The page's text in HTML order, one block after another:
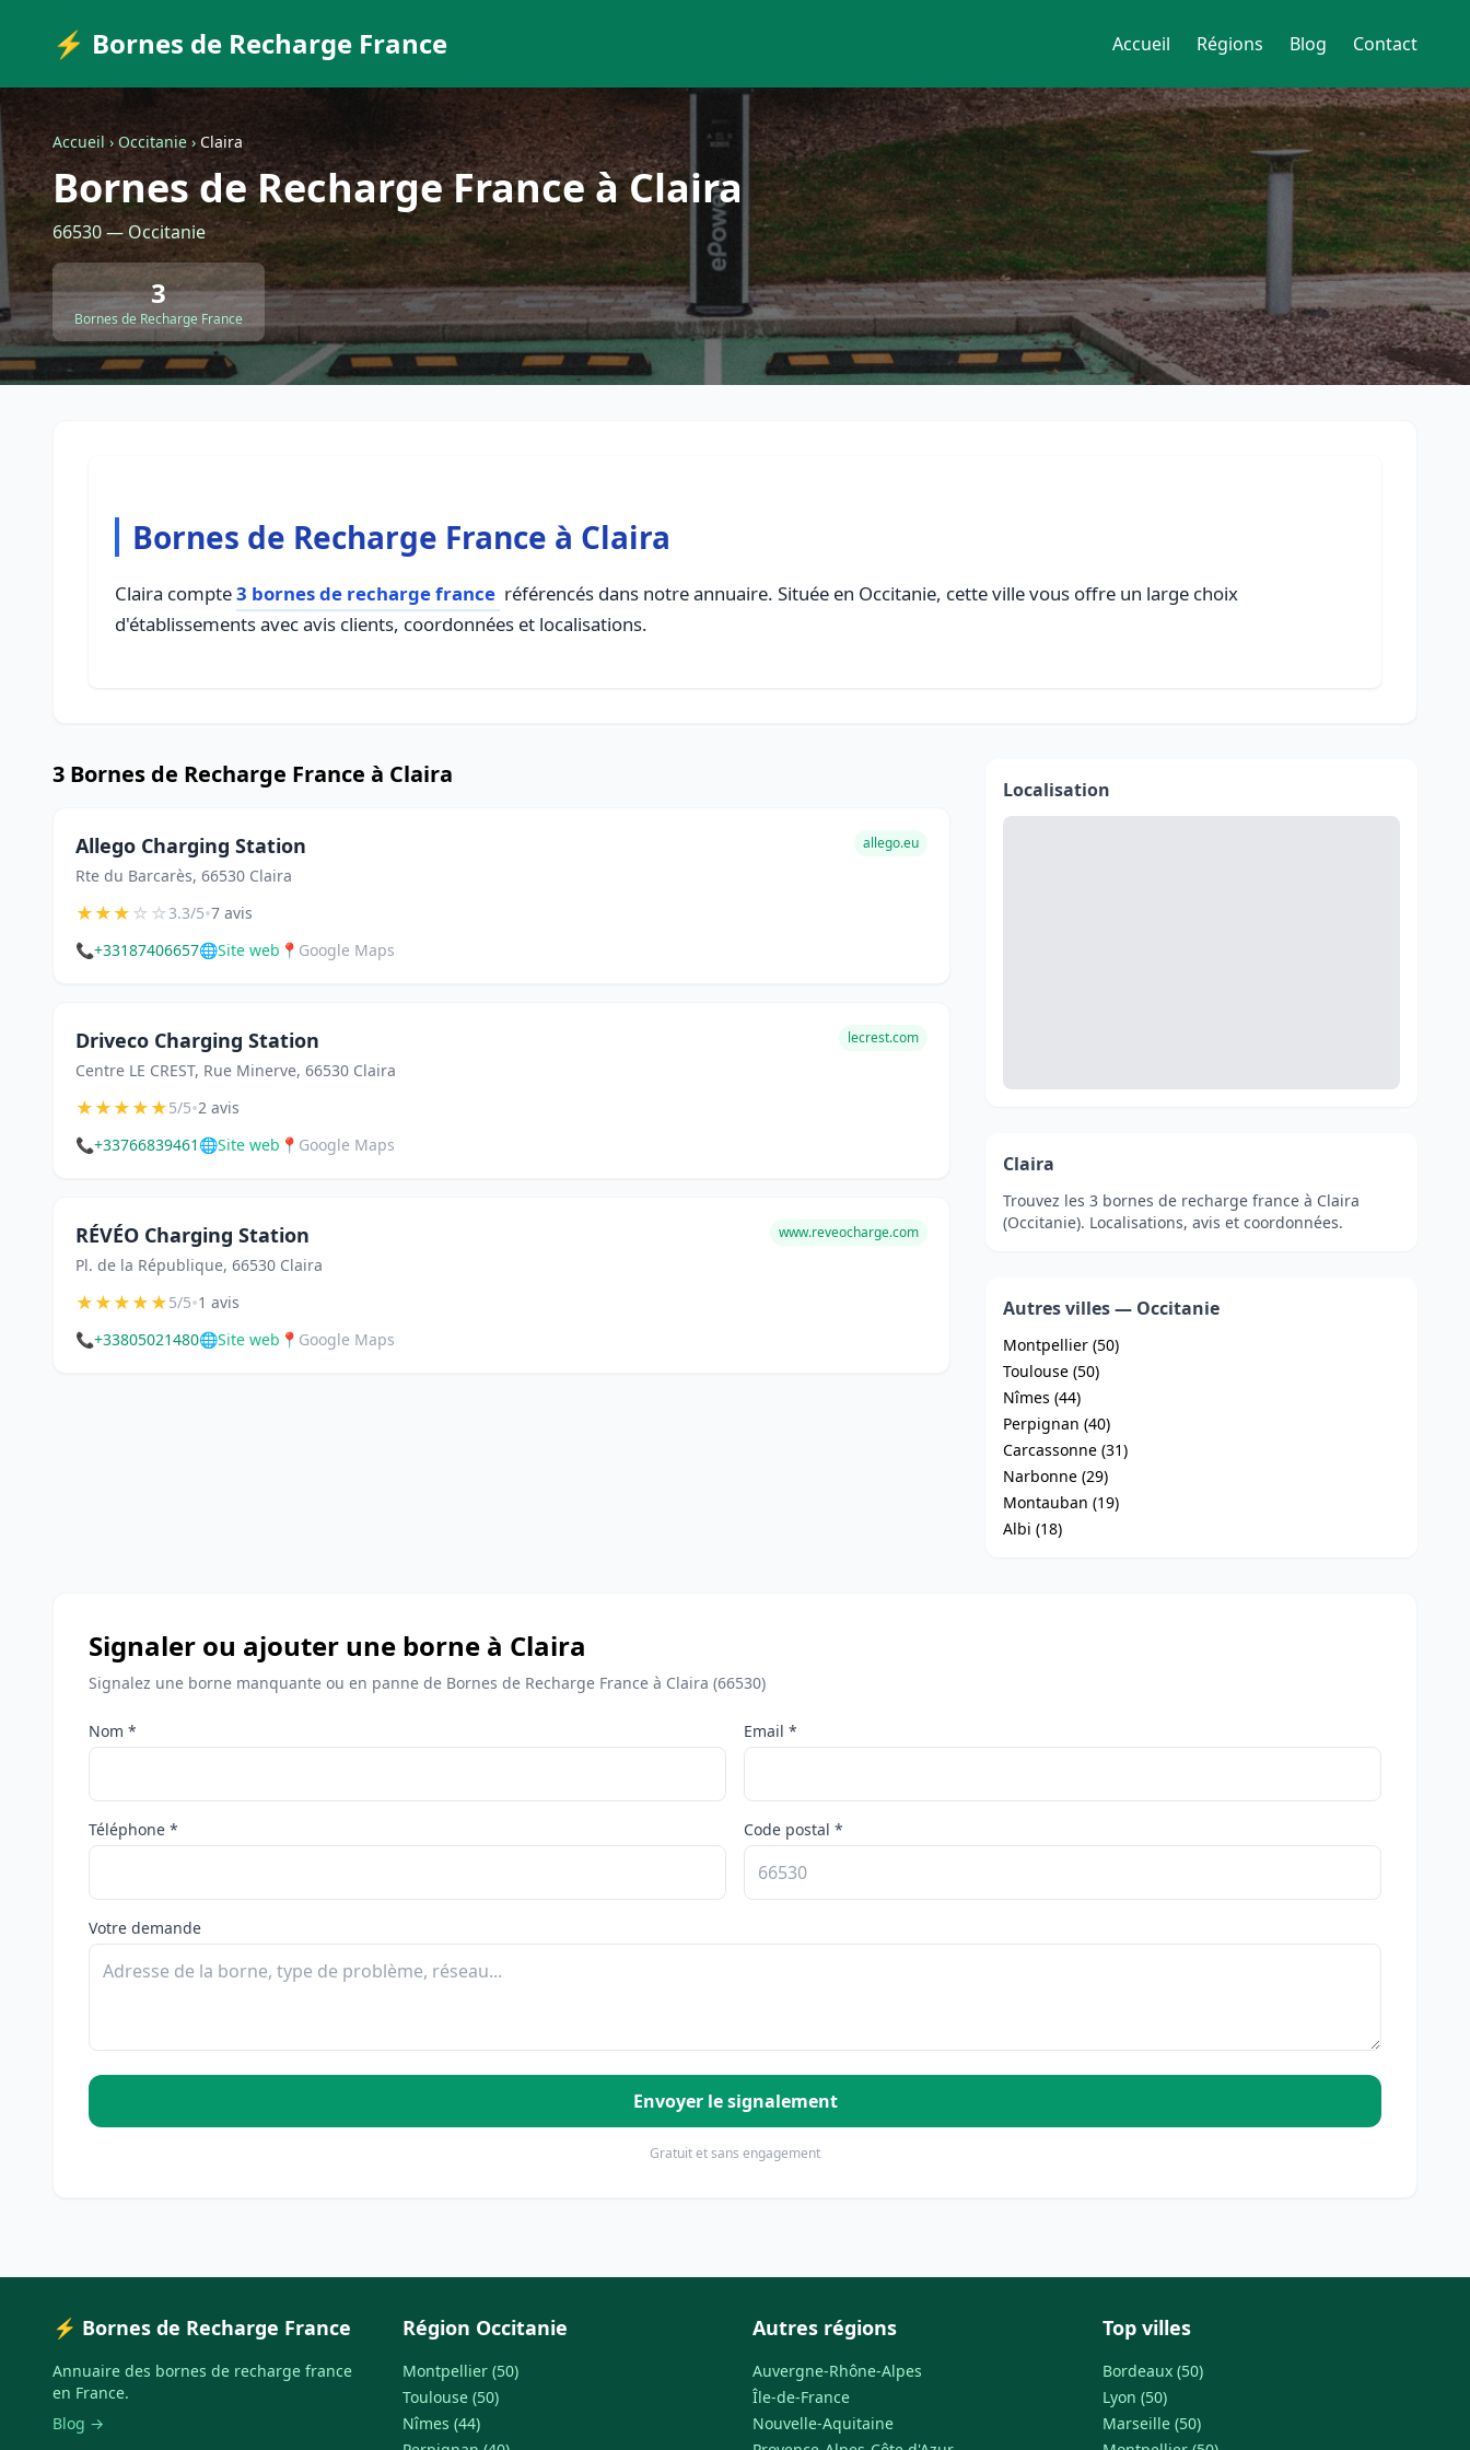
⚡ Bornes de Recharge France Accueil Régions Blog Contact
Accueil › Occitanie › Claira
Bornes de Recharge France à Claira
66530 — Occitanie
3
Bornes de Recharge France
Bornes de Recharge France à Claira
Claira compte3 bornes de recharge france référencés dans notre annuaire. Située en Occitanie, cette ville vous offre un large choix
d'établissements avec avis clients, coordonnées et localisations.
3 Bornes de Recharge France à Claira
Allego Charging Station
Rte du Barcarès, 66530 Claira
allego.eu
★★★☆☆3.3/5•7 avis
📞+33187406657🌐Site web 📍 Google Maps
Driveco Charging Station
Centre LE CREST, Rue Minerve, 66530 Claira
lecrest.com
★★★★★5/5•2 avis
📞+33766839461 🌐Site web 📍 Google Maps
RÉVÉO Charging Station
Pl. de la République, 66530 Claira
www.reveocharge.com
★★★★★5/5•1 avis
📞+33805021480🌐Site web 📍 Google Maps
Localisation
Claira
Trouvez les 3 bornes de recharge france à Claira
(Occitanie). Localisations, avis et coordonnées.
Autres villes — Occitanie
Montpellier (50)
Toulouse (50)
Nîmes (44)
Perpignan (40)
Carcassonne (31)
Narbonne (29)
Montauban (19)
Albi (18)
Signaler ou ajouter une borne à Claira
Signalez une borne manquante ou en panne de Bornes de Recharge France à Claira (66530)
Nom * Email *
Téléphone * Code postal *
Votre demande
Envoyer le signalement
Gratuit et sans engagement
⚡ Bornes de Recharge France
Annuaire des bornes de recharge france
en France.
Blog →
Région Occitanie
Montpellier (50)
Toulouse (50)
Nîmes (44)
Autres régions
Auvergne-Rhône-Alpes
Île-de-France
Nouvelle-Aquitaine
Top villes
Bordeaux (50)
Lyon (50)
Marseille (50)